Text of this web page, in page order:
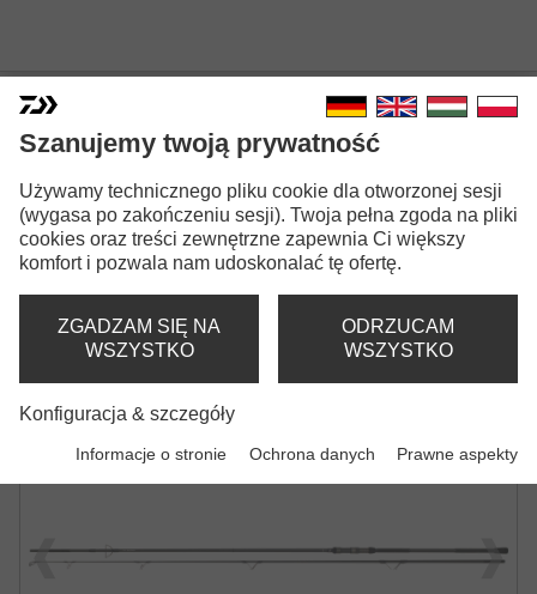
EMBLEM XT X45 CARP
WĘDKA KARPIOWA | 3.25LB | 3.50LB |
3.75LB
Szanujemy twoją prywatność
Używamy technicznego pliku cookie dla otworzonej sesji
(wygasa po zakończeniu sesji). Twoja pełna zgoda na pliki
cookies oraz treści zewnętrzne zapewnia Ci większy
komfort i pozwala nam udoskonalać tę ofertę.
ZGADZAM SIĘ NA
WSZYSTKO
ODRZUCAM
WSZYSTKO
Konfiguracja & szczegóły
Informacje o stronie Ochrona danych Prawne aspekty